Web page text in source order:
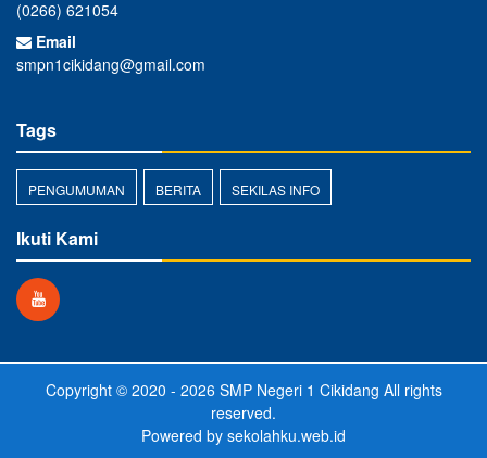
(0266) 621054
Email
smpn1cikidang@gmail.com
Tags
PENGUMUMAN BERITA SEKILAS INFO
Ikuti Kami
Copyright © 2020 - 2026 SMP Negeri 1 Cikidang All rights
reserved.
Powered by sekolahku.web.id